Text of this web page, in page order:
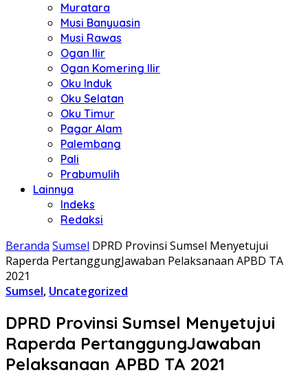
Muratara
Musi Banyuasin
Musi Rawas
Ogan Ilir
Ogan Komering Ilir
Oku Induk
Oku Selatan
Oku Timur
Pagar Alam
Palembang
Pali
Prabumulih
Lainnya
Indeks
Redaksi
Beranda Sumsel DPRD Provinsi Sumsel Menyetujui
Raperda PertanggungJawaban Pelaksanaan APBD TA
2021
Sumsel, Uncategorized
DPRD Provinsi Sumsel Menyetujui
Raperda PertanggungJawaban
Pelaksanaan APBD TA 2021